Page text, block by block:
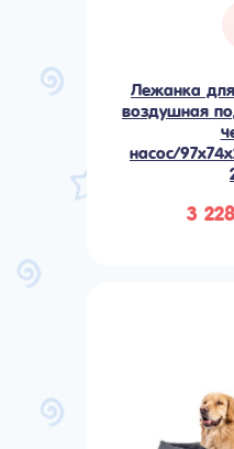
Лежанка
воздушная
насос/
3